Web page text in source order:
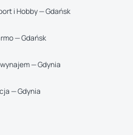
i Hobby — Gdańsk
— Gdańsk
— Gdynia
— Gdynia